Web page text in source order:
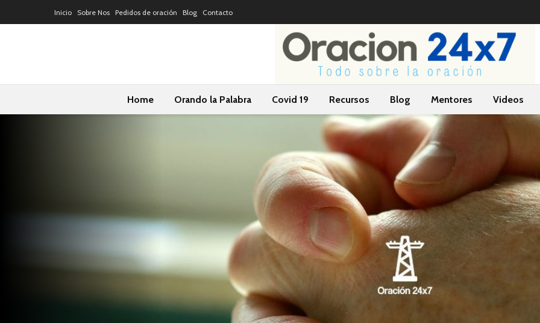
Inicio Sobre Nos Pedidos de oración Blog Contacto
Home Orando la Palabra Covid 19 Recursos Blog Mentores Videos